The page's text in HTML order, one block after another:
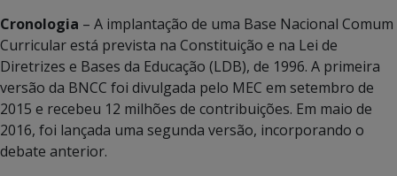
Cronologia – A implantação de uma Base Nacional Comum
Curricular está prevista na Constituição e na Lei de
Diretrizes e Bases da Educação (LDB), de 1996. A primeira
versão da BNCC foi divulgada pelo MEC em setembro de
2015 e recebeu 12 milhões de contribuições. Em maio de
2016, foi lançada uma segunda versão, incorporando o
debate anterior.